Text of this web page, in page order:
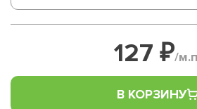
127 ₽/
В КОРЗИНУ